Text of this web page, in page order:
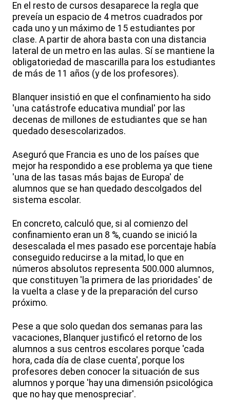
En el resto de cursos desaparece la regla que
preveía un espacio de 4 metros cuadrados por
cada uno y un máximo de 15 estudiantes por
clase. A partir de ahora basta con una distancia
lateral de un metro en las aulas. Sí se mantiene la
obligatoriedad de mascarilla para los estudiantes
de más de 11 años (y de los profesores).
Blanquer insistió en que el confinamiento ha sido
'una catástrofe educativa mundial' por las
decenas de millones de estudiantes que se han
quedado desescolarizados.
Aseguró que Francia es uno de los países que
mejor ha respondido a ese problema ya que tiene
'una de las tasas más bajas de Europa' de
alumnos que se han quedado descolgados del
sistema escolar.
En concreto, calculó que, si al comienzo del
confinamiento eran un 8 %, cuando se inició la
desescalada el mes pasado ese porcentaje había
conseguido reducirse a la mitad, lo que en
números absolutos representa 500.000 alumnos,
que constituyen 'la primera de las prioridades' de
la vuelta a clase y de la preparación del curso
próximo.
Pese a que solo quedan dos semanas para las
vacaciones, Blanquer justificó el retorno de los
alumnos a sus centros escolares porque 'cada
hora, cada día de clase cuenta', porque los
profesores deben conocer la situación de sus
alumnos y porque 'hay una dimensión psicológica
que no hay que menospreciar'.